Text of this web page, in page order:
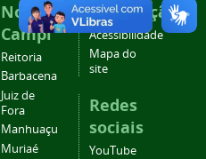
Nossos
Campi
Reitoria
Barbacena
Juiz de
Fora
Manhuaçu
Muriaé
Navegação
Acessibilidade
Mapa do
site
Redes
sociais
YouTube